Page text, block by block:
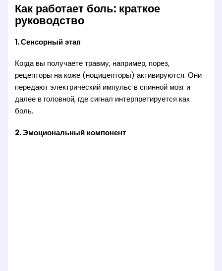
Как работает боль: краткое
руководство
1. Сенсорный этап
Когда вы получаете травму, например, порез,
рецепторы на коже (ноцицепторы) активируются. Они
передают электрический импульс в спинной мозг и
далее в головной, где сигнал интерпретируется как
боль.
2. Эмоциональный компонент